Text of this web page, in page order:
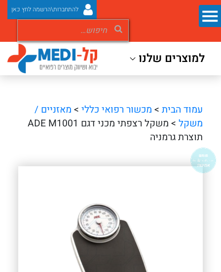
להתחברות\הרשמה לחץ כאן
למוצרים שלנו
עמוד הבית > מכשור רפואי כללי > מאזניים /
משקל
> משקל רצפתי מכני דגם ADE M1001
תוצרת גרמניה